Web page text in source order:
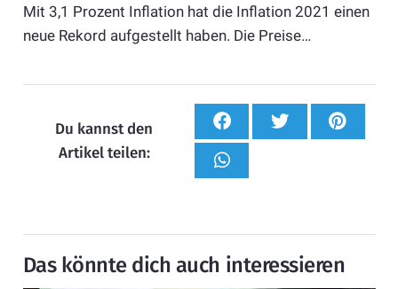
Mit 3,1 Prozent Inflation hat die Inflation 2021 einen
neue Rekord aufgestellt haben. Die Preise…
Du kannst den
Artikel teilen:
Das könnte dich auch interessieren